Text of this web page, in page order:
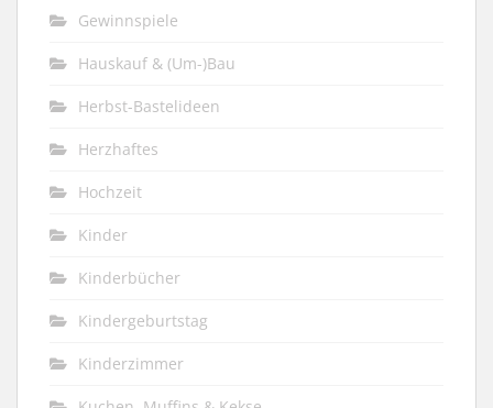
Gewinnspiele
Hauskauf & (Um-)Bau
Herbst-Bastelideen
Herzhaftes
Hochzeit
Kinder
Kinderbücher
Kindergeburtstag
Kinderzimmer